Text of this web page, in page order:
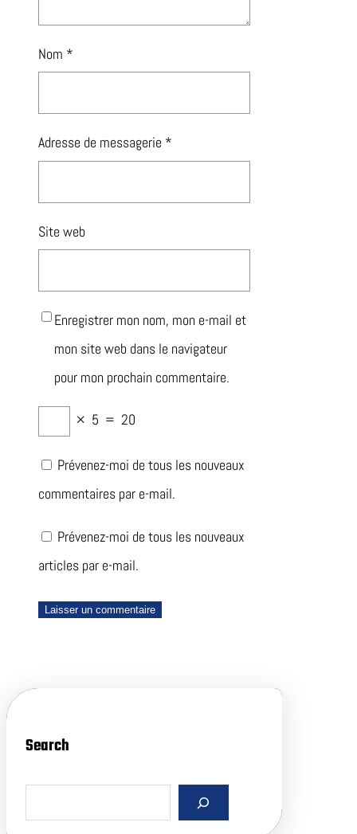
Nom *
Adresse de messagerie *
Site web
Enregistrer mon nom, mon e-mail et
mon site web dans le navigateur
pour mon prochain commentaire.
× 5 = 20
Prévenez-moi de tous les nouveaux
commentaires par e-mail.
Prévenez-moi de tous les nouveaux
articles par e-mail.
Search
a